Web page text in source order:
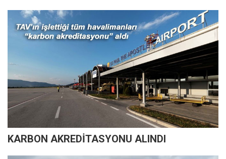
KARBON AKREDİTASYONU ALINDI